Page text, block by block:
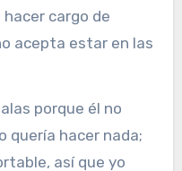
cargo de
acepta estar en las
porque él no
quería hacer nada;
así que yo